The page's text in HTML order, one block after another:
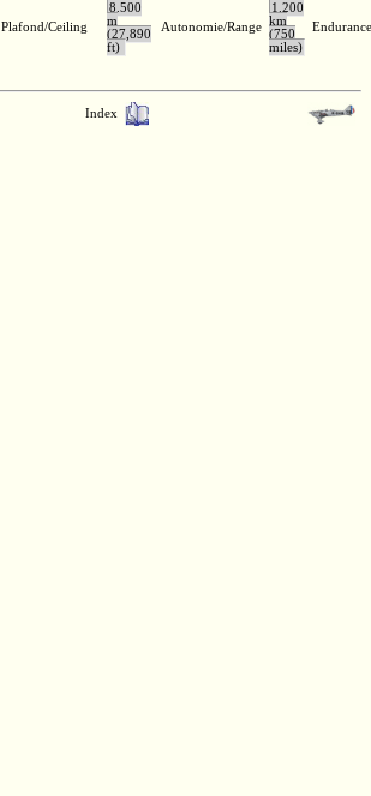
Plafond/Ceiling
8.500
m
(27,890
ft)
Autonomie/Range
1.200
km
(750
miles)
Index